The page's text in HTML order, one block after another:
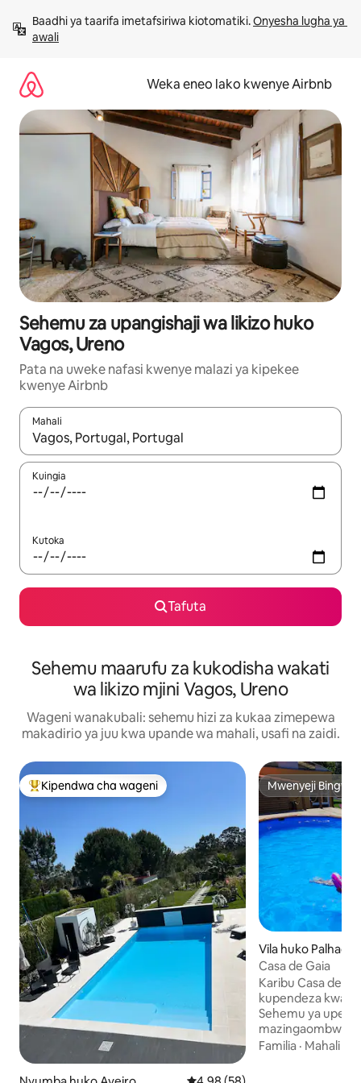
kwenda
kwenye
Baadhi ya taarifa imetafsiriwa kiotomatiki. Onyesha lugha ya
awali
Weka eneo lako kwenye Airbnb
Sehemu za upangishaji wa likizo huko
Vagos, Ureno
Pata na uweke nafasi kwenye malazi ya kipekee
kwenye Airbnb
Mahali
Wakati matokeo yanapatikana, vinjari kwa kutumia vitufe vya
Kuingia
Kutoka
Tafuta
Sehemu maarufu za kukodisha wakati
wa likizo mjini Vagos, Ureno
Wageni wanakubali: sehemu hizi za kukaa zimepewa
makadirio ya juu kwa upande wa mahali, usafi na zaidi.
Kipendwa maarufu cha wageni
Kipendwa cha wageni Mwenyeji Bingwa
Mwenyeji Bingwa
Vila huko Palhaça
Casa de Gaia
Karibu Casa de
kupendeza kwa
Sehemu ya
mazingaombwe,
kuwa na
Familia · Mahali